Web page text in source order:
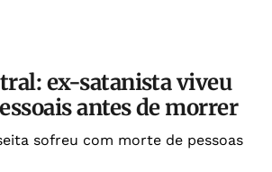
ex-satanista viveu
antes de morrer
sofreu com morte de pessoas